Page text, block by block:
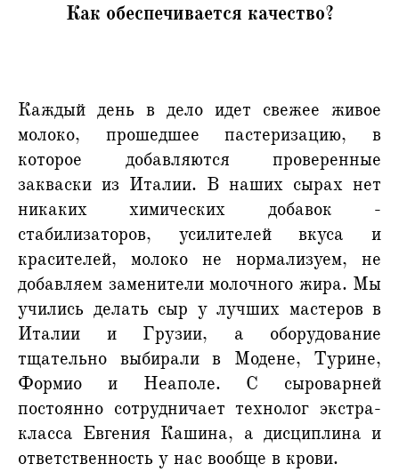
Как обеспечивается качество?
Каждый день в дело идет свежее живое
молоко, прошедшее пастеризацию, в
которое добавляются проверенные
закваски из Италии. В наших сырах нет
никаких химических добавок -
стабилизаторов, усилителей вкуса и
красителей, молоко не нормализуем, не
добавляем заменители молочного жира. Мы
учились делать сыр у лучших мастеров в
Италии и Грузии, а оборудование
тщательно выбирали в Модене, Турине,
Формио и Неаполе. С сыроварней
постоянно сотрудничает технолог экстра-
класса Евгения Кашина, а дисциплина и
ответственность у нас вообще в крови.